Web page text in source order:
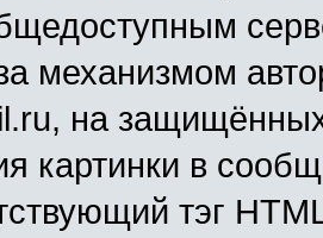
механизмом
на
картинки в
тэг